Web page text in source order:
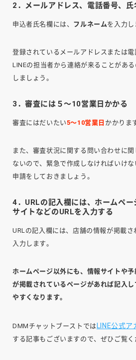
2．メールアドレス、電話番号、氏
申込者氏名欄には、 フルネームを入力し
登録されているメールアドレスまたは
LINEの担当者から連絡が来ることがあ
しましょう。
3．審査には５～10営業日かかる
審査にはだいたい5～10営業日 かかりま
また、審査状況に関する問い合わせに
ないので、緊急で作成しなければいけ
申請をしておきましょう。
4．URLの記入欄には、ホームペ
サイトなどのURLを入力する
URLの記入欄には、店舗の情報が掲載さ
入力します。
ホームページ以外にも、情報サイトや
が掲載されているページがあれば記入
やすくなります。
DMMチャットブーストでは LINE公式
する記事もございますので、ぜひご覧く